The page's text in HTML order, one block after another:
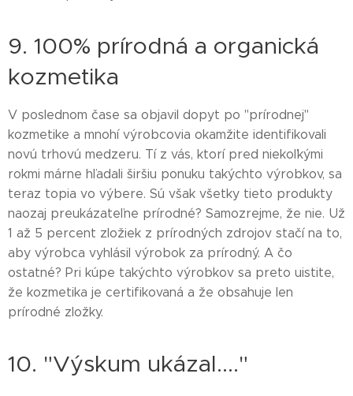
9. 100% prírodná a organická
kozmetika
V poslednom čase sa objavil dopyt po "prírodnej"
kozmetike a mnohí výrobcovia okamžite identifikovali
novú trhovú medzeru. Tí z vás, ktorí pred niekoľkými
rokmi márne hľadali širšiu ponuku takýchto výrobkov, sa
teraz topia vo výbere. Sú však všetky tieto produkty
naozaj preukázateľne prírodné? Samozrejme, že nie. Už
1 až 5 percent zložiek z prírodných zdrojov stačí na to,
aby výrobca vyhlásil výrobok za prírodný. A čo
ostatné? Pri kúpe takýchto výrobkov sa preto uistite,
že kozmetika je certifikovaná a že obsahuje len
prírodné zložky.
10. "Výskum ukázal...."